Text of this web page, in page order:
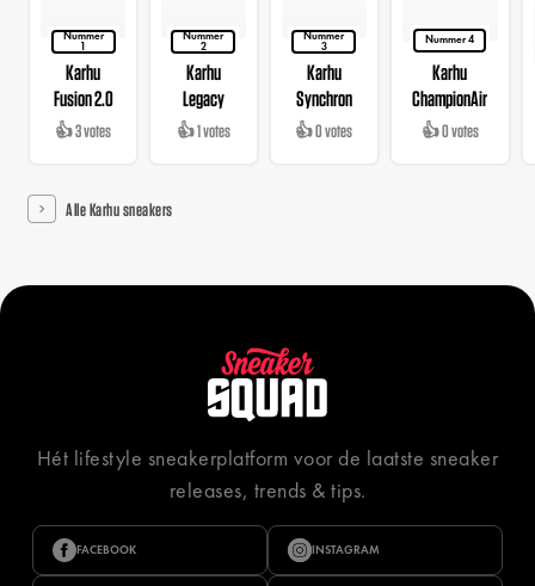
Nummer
1
Karhu
Fusion 2.0
👍 3 votes
Nummer
2
Karhu
Legacy
👍 1 votes
Nummer
3
Karhu
Synchron
👍 0 votes
Nummer 4
Karhu
ChampionAir
👍 0 votes
Alle Karhu sneakers
Hét lifestyle sneakerplatform voor de laatste sneaker
releases, trends & tips.
FACEBOOK INSTAGRAM